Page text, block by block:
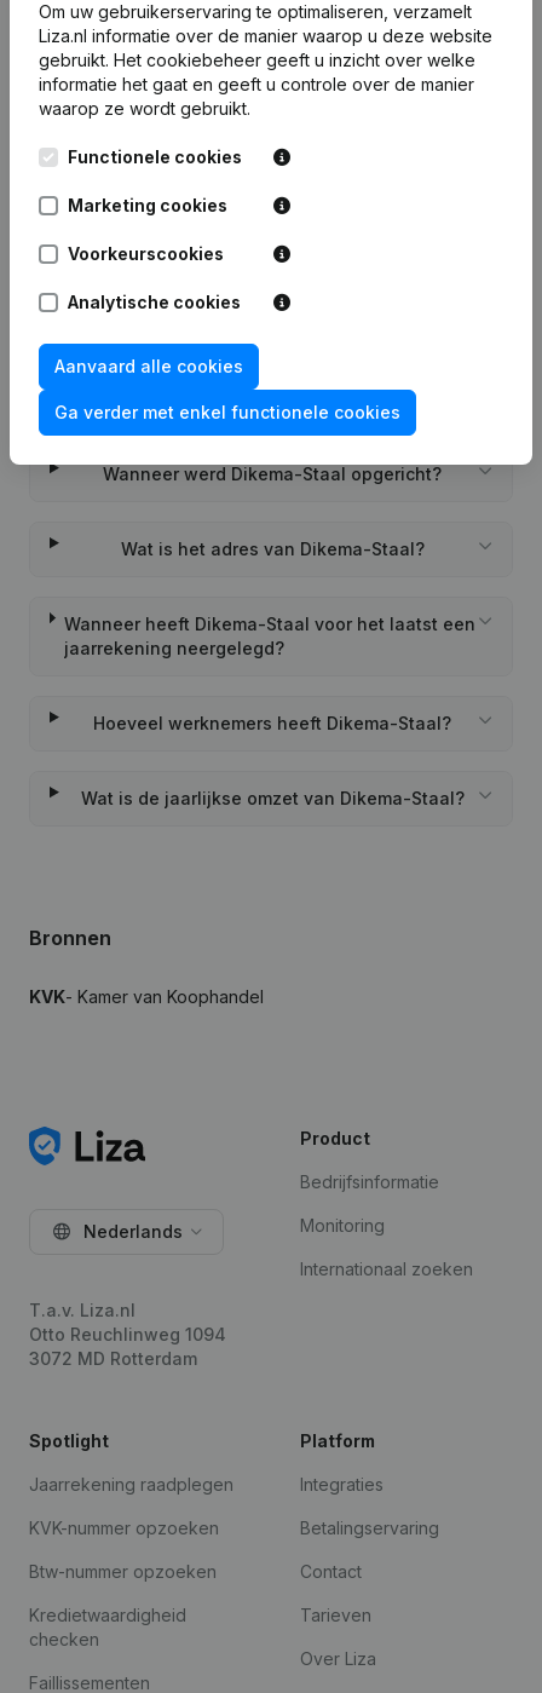
7 dagen gratis proefperiode, geen kredietkaart vereist.
Wat is het KVK-nummer van Dikema-Staal?
Wat is het PEPPOL ID van Dikema-Staal?
Wanneer werd Dikema-Staal opgericht?
Wat is het adres van Dikema-Staal?
Wanneer heeft Dikema-Staal voor het laatst een
jaarrekening neergelegd?
Hoeveel werknemers heeft Dikema-Staal?
Wat is de jaarlijkse omzet van Dikema-Staal?
Bronnen
KVK- Kamer van Koophandel
Om uw gebruikerservaring te optimaliseren, verzamelt
Liza.nl informatie over de manier waarop u deze website
gebruikt. Het cookiebeheer geeft u inzicht over welke
informatie het gaat en geeft u controle over de manier
waarop ze wordt gebruikt.
Functionele cookies
Marketing cookies
Voorkeurscookies
Analytische cookies
Aanvaard alle cookies
Ga verder met enkel functionele cookies
Nederlands
T.a.v. Liza.nl
Otto Reuchlinweg 1094
3072 MD Rotterdam
Product
Bedrijfsinformatie
Monitoring
Internationaal zoeken
Spotlight
Jaarrekening raadplegen
KVK-nummer opzoeken
Btw-nummer opzoeken
Kredietwaardigheid
checken
Faillissementen
Platform
Integraties
Betalingservaring
Contact
Tarieven
Over Liza